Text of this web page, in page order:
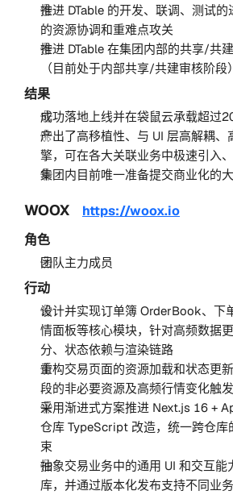
推进 DTable 的开发、联调、测试
的资源协调和重难点攻关
推进 DTable 在集团内部的共享/共
（目前处于内部共享/共建审核阶段）
结果
成功落地上线并在袋鼠云承载超过
产出了高移植性、与 UI 层高解耦、
擎，可在各大关联业务中极速引入
集团内目前唯一准备提交商业化的
WOOX
https://woox.io
角色
团队主力成员
行动
设计并实现订单簿 OrderBook、下
情面板等核心模块，针对高频数据
分、状态依赖与渲染链路
重构交易页面的资源加载和状态更
段的非必要资源及高频行情变化触
采用渐进式方案推进 Next.js 16 +
仓库 TypeScript 改造，统一跨仓库
束
抽象交易业务中的通用 UI 和交互能
库，并通过版本化发布支持不同业